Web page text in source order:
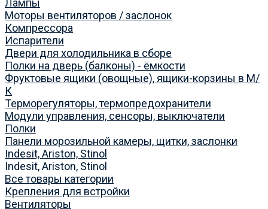
Лампы
Моторы вентиляторов / заслонок
Компрессора
Испарители
Двери для холодильника в сборе
Полки на дверь (балконы) - ёмкости
Фруктовые ящики (овощные), ящики-корзины в М/
К
Терморегуляторы, термопредохранители
Модули управления, сенсоры, выключатели
Полки
Панели морозильной камеры, щитки, заслонки
Indesit, Ariston, Stinol
Indesit, Ariston, Stinol
Все товары категории
Крепления для встройки
Вентиляторы